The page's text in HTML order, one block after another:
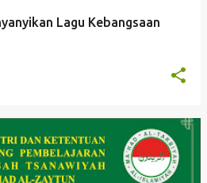
Lagu Kebangsaan